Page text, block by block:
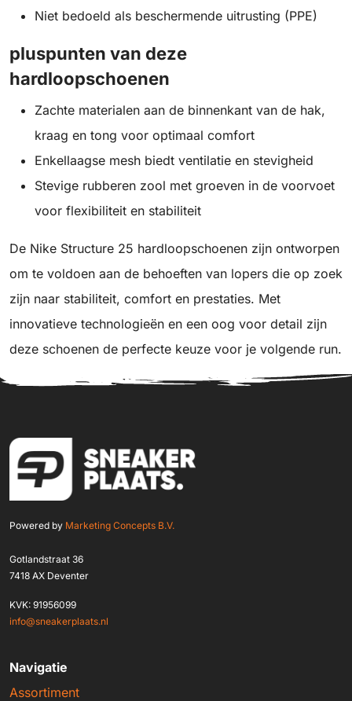
Niet bedoeld als beschermende uitrusting (PPE)
pluspunten van deze
hardloopschoenen
Zachte materialen aan de binnenkant van de hak,
kraag en tong voor optimaal comfort
Enkellaagse mesh biedt ventilatie en stevigheid
Stevige rubberen zool met groeven in de voorvoet
voor flexibiliteit en stabiliteit
De Nike Structure 25 hardloopschoenen zijn ontworpen
om te voldoen aan de behoeften van lopers die op zoek
zijn naar stabiliteit, comfort en prestaties. Met
innovatieve technologieën en een oog voor detail zijn
deze schoenen de perfecte keuze voor je volgende run.
Powered by Marketing Concepts B.V.
Gotlandstraat 36
7418 AX Deventer
KVK: 91956099
info@sneakerplaats.nl
Navigatie
Assortiment